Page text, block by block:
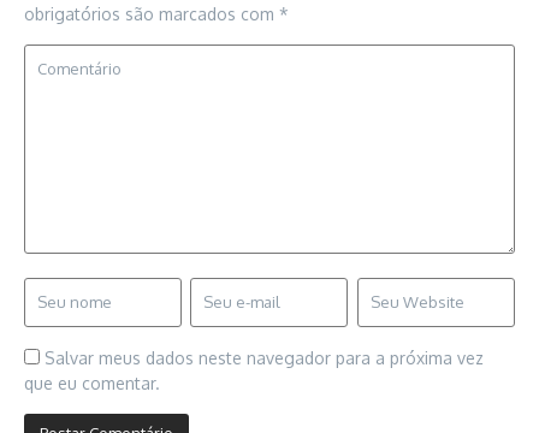
obrigatórios são marcados com *
Salvar meus dados neste navegador para a próxima vez
que eu comentar.